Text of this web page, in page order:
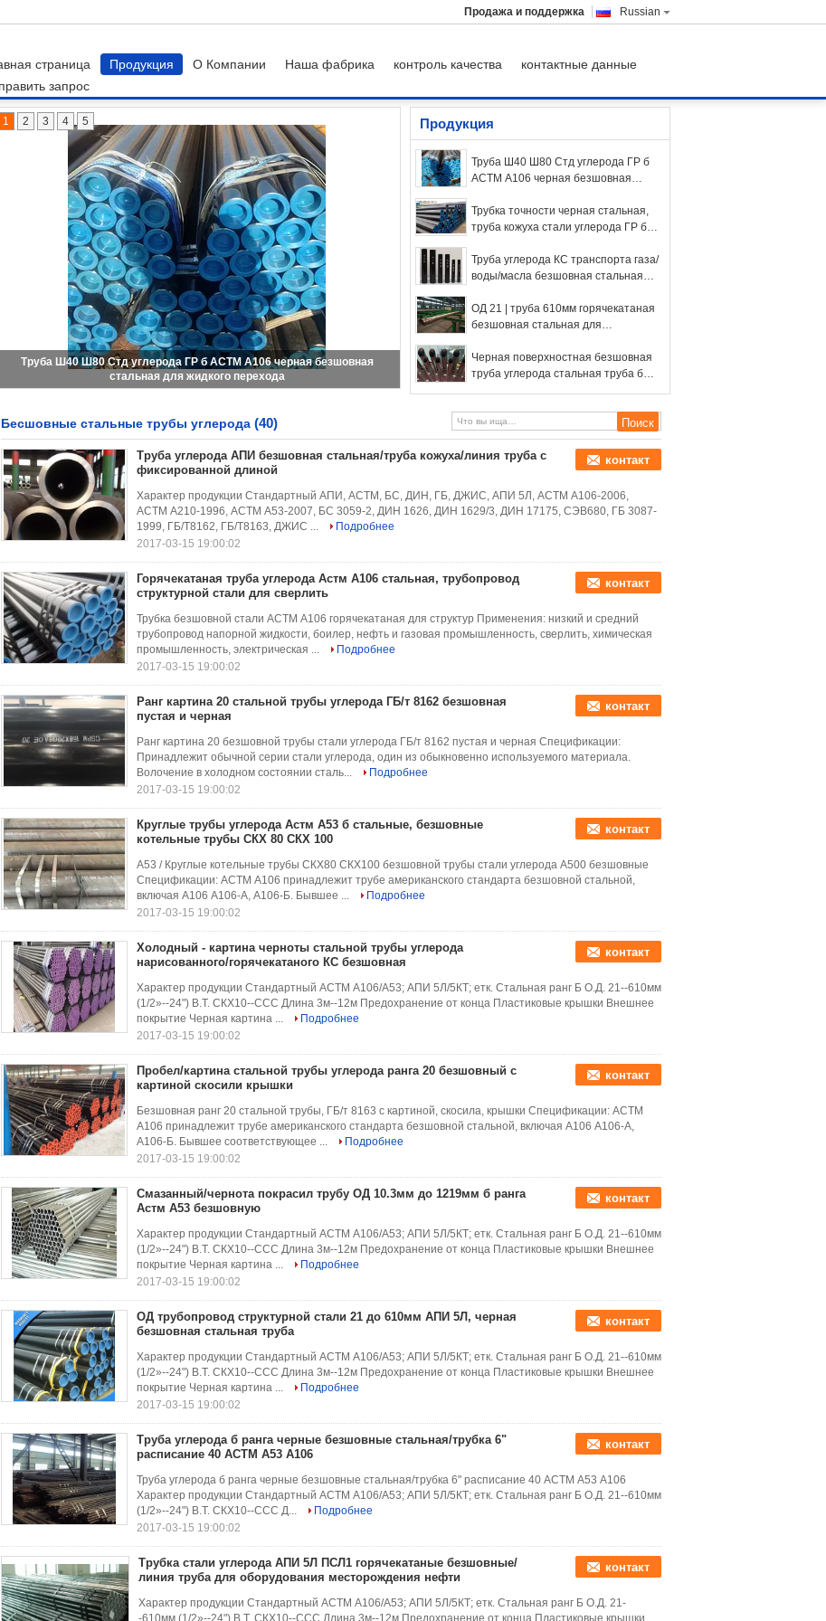
Russian
Продажа и поддержка
страница Продукция О Компании Наша фабрика контроль качества
контактные данные
запрос
стальные трубы углерода
Трубка точности черная стальная, труба кожуха стали углерода ГР б
АСТМ А106
1 2 3 4 5 Продукция
Труба Ш40 Ш80 Стд углерода ГР б
АСТМ А106 черная безшовная
Трубка точности черная стальная,
труба кожуха стали углерода ГР б
Труба углерода КС транспорта газа/
воды/масла безшовная стальная
ОД 21 | труба 610мм горячекатаная
безшовная стальная для
Черная поверхностная безшовная
труба углерода стальная труба б
Бесшовные стальные трубы углерода (40)
Труба углерода АПИ безшовная стальная/труба кожуха/линия труба с
фиксированной длиной
контакт
Характер продукции Стандартный АПИ, АСТМ, БС, ДИН, ГБ, ДЖИС, АПИ 5Л, АСТМ А106-2006,
АСТМ А210-1996, АСТМ А53-2007, БС 3059-2, ДИН 1626, ДИН 1629/3, ДИН 17175, СЭВ680, ГБ 3087-
1999, ГБ/Т8162, ГБ/Т8163, ДЖИС ...
Подробнее
2017-03-15 19:00:02
Горячекатаная труба углерода Астм А106 стальная, трубопровод
структурной стали для сверлить
контакт
Трубка безшовной стали АСТМ А106 горячекатаная для структур Применения: низкий и средний
трубопровод напорной жидкости, боилер, нефть и газовая промышленность, сверлить, химическая
промышленность, электрическая ...
Подробнее
2017-03-15 19:00:02
Ранг картина 20 стальной трубы углерода ГБ/т 8162 безшовная
пустая и черная
контакт
Ранг картина 20 безшовной трубы стали углерода ГБ/т 8162 пустая и черная Спецификации:
Принадлежит обычной серии стали углерода, один из обыкновенно используемого материала.
Волочение в холодном состоянии сталь...
Подробнее
2017-03-15 19:00:02
Круглые трубы углерода Астм А53 б стальные, безшовные
котельные трубы СКХ 80 СКХ 100
контакт
A53 / Круглые котельные трубы СКХ80 СКХ100 безшовной трубы стали углерода А500 безшовные
Спецификации: АСТМ А106 принадлежит трубе американского стандарта безшовной стальной,
включая А106 А106-А, А106-Б. Бывшее ...
Подробнее
2017-03-15 19:00:02
Холодный - картина черноты стальной трубы углерода
нарисованного/горячекатаного КС безшовная
контакт
Характер продукции Стандартный АСТМ А106/А53; АПИ 5Л/5КТ; етк. Стальная ранг Б О.Д. 21--610мм
(1/2»--24") В.Т. СКХ10--ССС Длина 3м--12м Предохранение от конца Пластиковые крышки Внешнее
покрытие Черная картина ...
Подробнее
2017-03-15 19:00:02
Пробел/картина стальной трубы углерода ранга 20 безшовный с
картиной скосили крышки
контакт
Безшовная ранг 20 стальной трубы, ГБ/т 8163 с картиной, скосила, крышки Спецификации: АСТМ
А106 принадлежит трубе американского стандарта безшовной стальной, включая А106 А106-А,
А106-Б. Бывшее соответствующее ...
Подробнее
2017-03-15 19:00:02
Смазанный/чернота покрасил трубу ОД 10.3мм до 1219мм б ранга
Астм А53 безшовную
контакт
Характер продукции Стандартный АСТМ А106/А53; АПИ 5Л/5КТ; етк. Стальная ранг Б О.Д. 21--610мм
(1/2»--24") В.Т. СКХ10--ССС Длина 3м--12м Предохранение от конца Пластиковые крышки Внешнее
покрытие Черная картина ...
Подробнее
2017-03-15 19:00:02
ОД трубопровод структурной стали 21 до 610мм АПИ 5Л, черная
безшовная стальная труба
контакт
Характер продукции Стандартный АСТМ А106/А53; АПИ 5Л/5КТ; етк. Стальная ранг Б О.Д. 21--610мм
(1/2»--24") В.Т. СКХ10--ССС Длина 3м--12м Предохранение от конца Пластиковые крышки Внешнее
покрытие Черная картина ...
Подробнее
2017-03-15 19:00:02
Труба углерода б ранга черные безшовные стальная/трубка 6"
расписание 40 АСТМ А53 А106
контакт
Труба углерода б ранга черные безшовные стальная/трубка 6" расписание 40 АСТМ А53 А106
Характер продукции Стандартный АСТМ А106/А53; АПИ 5Л/5КТ; етк. Стальная ранг Б О.Д. 21--610мм
(1/2»--24") В.Т. СКХ10--ССС Д...
Подробнее
2017-03-15 19:00:02
Трубка стали углерода АПИ 5Л ПСЛ1 горячекатаные безшовные/
линия труба для оборудования месторождения нефти
контакт
Характер продукции Стандартный АСТМ А106/А53; АПИ 5Л/5КТ; етк. Стальная ранг Б О.Д. 21-
-610мм (1/2»--24") В.Т. СКХ10--ССС Длина 3м--12м Предохранение от конца Пластиковые крышки